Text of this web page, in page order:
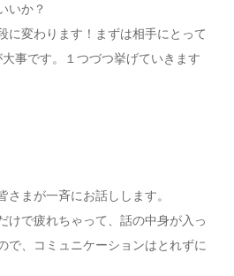
いか？
に変わります！まずは相手にとって
事です。１つづつ挙げていきます
まが一斉にお話しします。
けで疲れちゃって、話の中身が入っ
で、コミュニケーションはとれずに